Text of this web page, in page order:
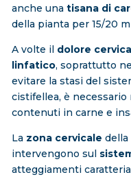
anche una tisana di
della pianta per 15/20
A volte il dolore
linfatico, soprattutto
evitare la stasi del
cistifellea, è
contenuti in carne e
La zona cervicale
intervengono sul
atteggiamenti